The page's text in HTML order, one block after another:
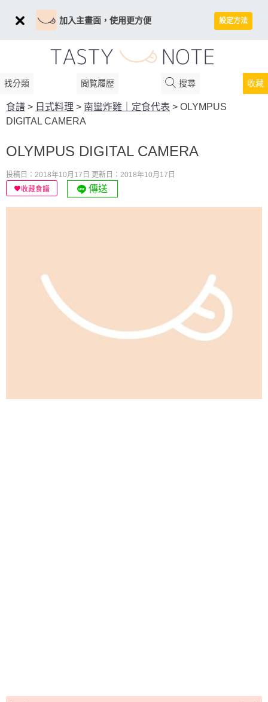
加入主畫面，使用更方便 設定方法
找分類 閲覧履歴 搜尋 收藏
食譜 > 日式料理 > 南蠻炸雞｜定食代表 > OLYMPUS
DIGITAL CAMERA
OLYMPUS DIGITAL CAMERA
投稿日：2018年10月17日 更新日：2018年10月17日
收藏食譜
傳送